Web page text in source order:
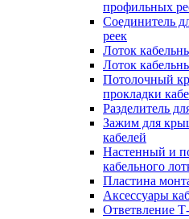
профильных
Соединитель
реек
Лоток
Лоток
Потолочный
прокладки
Разделитель
Зажим для
кабелей
Настенный и
кабельного
Пластина
Аксессуары
Ответвление